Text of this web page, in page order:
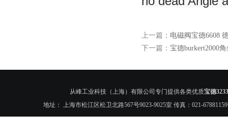
上一篇： 电磁阀宝德6608
下一篇： 宝德burkert2000
从峰工业科技（上海）有限公司专门提供各类优质宝德
地址： 上海市松江区松卫北路567号9023-9025室 传真：021-